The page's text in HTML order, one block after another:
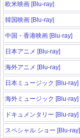
欧米映画 [Blu-ray]
韓国映画 [Blu-ray]
中国・香港映画 [Blu-ray]
日本アニメ [Blu-ray]
海外アニメ [Blu-ray]
日本ミュージック [Blu-ray]
海外ミュージック [Blu-ray]
ドキュメンタリー [Blu-ray]
スペシャル ショー [Blu-ray]